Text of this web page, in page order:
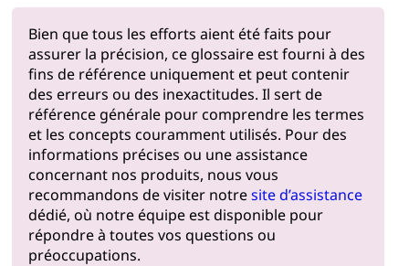
Bien que tous les efforts aient été faits pour
assurer la précision, ce glossaire est fourni à des
fins de référence uniquement et peut contenir
des erreurs ou des inexactitudes. Il sert de
référence générale pour comprendre les termes
et les concepts couramment utilisés. Pour des
informations précises ou une assistance
concernant nos produits, nous vous
recommandons de visiter notresite d’assistance
dédié, où notre équipe est disponible pour
répondre à toutes vos questions ou
préoccupations.